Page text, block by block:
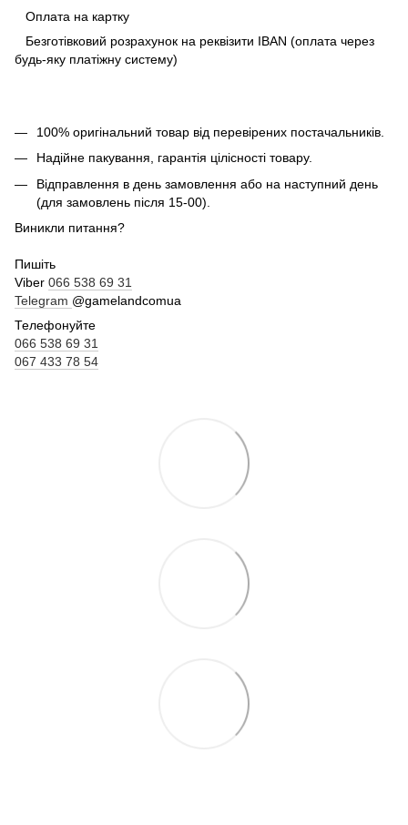
Оплата на картку
Безготівковий розрахунок на реквізити IBAN (оплата через
будь-яку платіжну систему)
100% оригінальний товар від перевірених постачальників.
Надійне пакування, гарантія цілісності товару.
Відправлення в день замовлення або на наступний день
(для замовлень після 15-00).
Виникли питання?
Пишіть
Viber 066 538 69 31
Telegram @gamelandcomua
Телефонуйте
066 538 69 31
067 433 78 54